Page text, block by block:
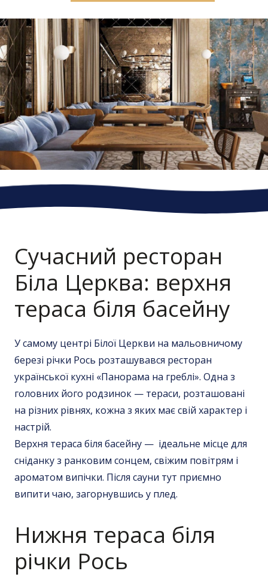
Сучасний ресторан
Біла Церква: верхня
тераса біля басейну
У самому центрі Білої Церкви на мальовничому
березі річки Рось розташувався ресторан
української кухні «Панорама на греблі». Одна з
головних його родзинок — тераси, розташовані
на різних рівнях, кожна з яких має свій характер і
настрій.
Верхня тераса біля басейну — ідеальне місце для
сніданку з ранковим сонцем, свіжим повітрям і
ароматом випічки. Після сауни тут приємно
випити чаю, загорнувшись у плед.
Нижня тераса біля
річки Рось